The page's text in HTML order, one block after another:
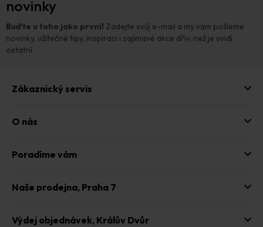
novinky
Buďte u toho jako první! Zadejte svůj e-mail a my vám pošleme
novinky, užitečné tipy, inspiraci i zajímavé akce dřív, než je uvidí
ostatní.
Zákaznický servis
O nás
Poradíme vám
Naše prodejna, Praha 7
Výdej objednávek, Králův Dvůr